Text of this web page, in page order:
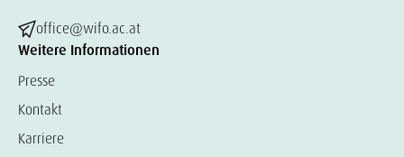
office@wifo.ac.at
Weitere Informationen
Presse
Kontakt
Karriere